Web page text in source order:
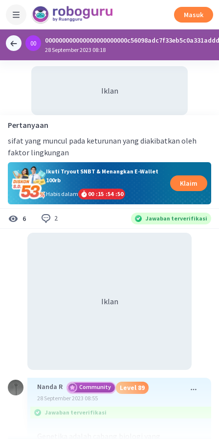
Masuk
00
0
28 September 2023 08:18
Iklan
Pertanyaan
sifat yang muncul pada keturunan yang diakibatkan oleh
faktor lingkungan
Ikuti Tryout SNBT & Menangkan E-Wallet
100rb
Habis dalam
00 :15 :54 :50
Klaim
6 2 Jawaban terverifikasi
Iklan
Nanda R Community Level 89
28 September 2023 08:55
Jawaban terverifikasi